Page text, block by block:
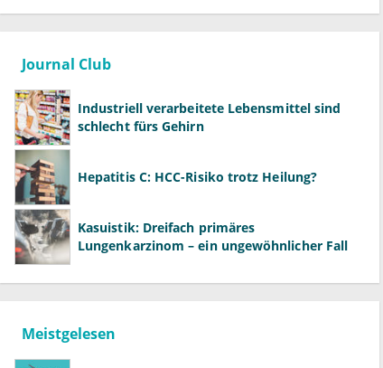
Journal Club
Industriell verarbeitete Lebensmittel sind
schlecht fürs Gehirn
Hepatitis C: HCC-Risiko trotz Heilung?
Kasuistik: Dreifach primäres
Lungenkarzinom – ein ungewöhnlicher Fall
Meistgelesen